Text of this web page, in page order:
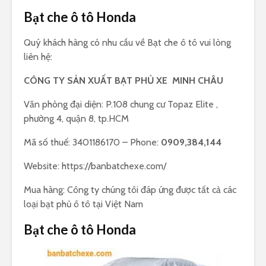
Bạt che ô tô Honda
Quý khách hàng có nhu cầu về Bạt che ô tô vui lòng
liên hệ:
CÔNG TY SẢN XUẤT BẠT PHỦ XE MINH CHÂU
Văn phòng đại diện: P.108 chung cư Topaz Elite ,
phường 4, quận 8, tp.HCM
Mã số thuế: 3401186170 – Phone: 0909,384,144
Website: https://banbatchexe.com/
Mua hàng: Công ty chúng tôi đáp ứng được tất cả các
loại bạt phủ ô tô tại Việt Nam
Bạt che ô tô Honda